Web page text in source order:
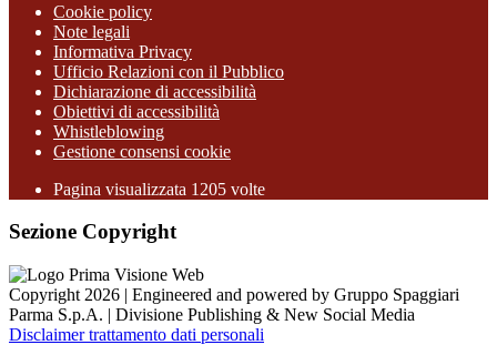
Cookie policy
Note legali
Informativa Privacy
Ufficio Relazioni con il Pubblico
Dichiarazione di accessibilità
Obiettivi di accessibilità
Whistleblowing
Gestione consensi cookie
Pagina visualizzata 1205 volte
Sezione Copyright
Copyright 2026 | Engineered and powered by Gruppo Spaggiari
Parma S.p.A. | Divisione Publishing & New Social Media
Disclaimer trattamento dati personali